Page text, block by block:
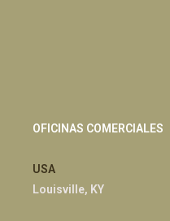
OFICINAS COMERCIALES
USA
Louisville, KY